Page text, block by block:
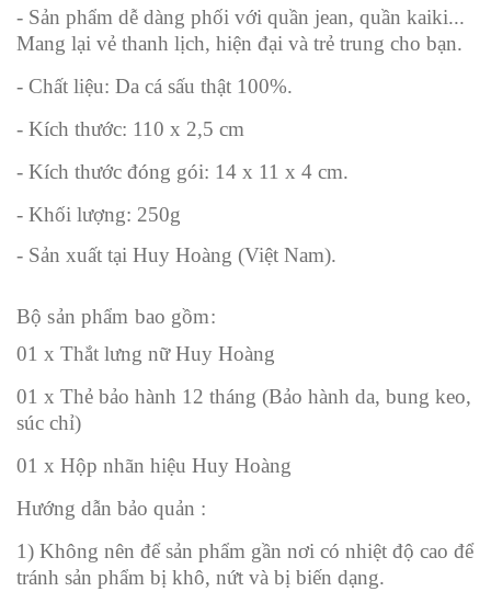
- Sản phẩm dễ dàng phối với quần jean, quần kaiki...
Mang lại vẻ thanh lịch, hiện đại và trẻ trung cho bạn.
- Chất liệu: Da cá sấu thật 100%.
- Kích thước: 110 x 2,5 cm
- Kích thước đóng gói: 14 x 11 x 4 cm.
- Khối lượng: 250g
- Sản xuất tại Huy Hoàng (Việt Nam).
Bộ sản phẩm bao gồm:
01 x Thắt lưng nữ Huy Hoàng
01 x Thẻ bảo hành 12 tháng (Bảo hành da, bung keo,
súc chỉ)
01 x Hộp nhãn hiệu Huy Hoàng
Hướng dẫn bảo quản :
1) Không nên để sản phẩm gần nơi có nhiệt độ cao để
tránh sản phẩm bị khô, nứt và bị biến dạng.